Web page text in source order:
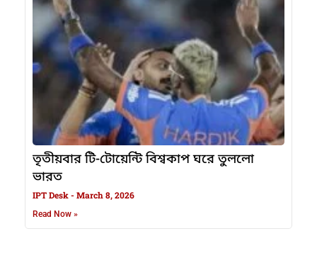
তৃতীয়বার টি-টোয়েন্টি বিশ্বকাপ ঘরে তুললো
ভারত
IPT Desk March 8, 2026
Read Now »